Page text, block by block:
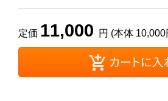
定価 11,000 円 (本体